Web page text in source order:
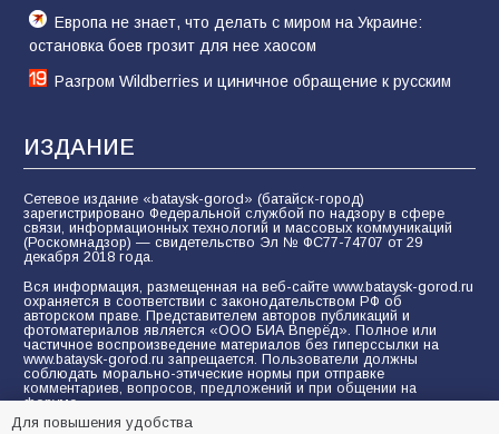
Европа не знает, что делать с миром на Украине:
остановка боев грозит для нее хаосом
Разгром Wildberries и циничное обращение к русским
ИЗДАНИЕ
Сетевое издание «bataysk-gorod» (батайск-город)
зарегистрировано Федеральной службой по надзору в сфере
связи, информационных технологий и массовых коммуникаций
(Роскомнадзор) — свидетельство Эл № ФС77-74707 от 29
декабря 2018 года.
Вся информация, размещенная на веб-сайте www.bataysk-gorod.ru
охраняется в соответствии с законодательством РФ об
авторском праве. Представителем авторов публикаций и
фотоматериалов является «ООО БИА Вперёд». Полное или
частичное воспроизведение материалов без гиперссылки на
www.bataysk-gorod.ru запрещается. Пользователи должны
соблюдать морально-этические нормы при отправке
комментариев, вопросов, предложений и при общении на
форуме.
Для повышения удобства